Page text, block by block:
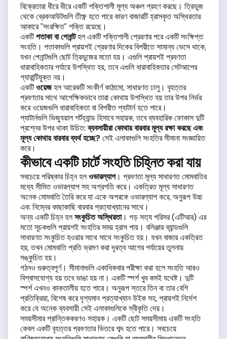
বিক্রেতারা ধীরে ধীরে একটি শক্তিশালী মূল্য অঞ্চল গ্রহণ করছে। ত্রিভুজ
থেকে ব্রেকআউটগুলি তীক্ষ্ণ হতে পারে কারণ বাজারটি হ্রাসকৃত অস্থিরতার
আকারে "সংরক্ষিত" শক্তি রয়েছে।
একটিপতাকা বা পেনান্টহল একটি শক্তিশালী প্রেরণার পরে একটি সংক্ষিপ্ত
সংহতি। পতাকাগুলি প্রায়শই প্রেরণার দিকের বিপরীতে সামান্য ভেসে থাকে,
যখন পেনান্টগুলি ছোট ত্রিভুজের মতো হয়। এগুলি প্রায়শই প্রবণতা
ধারাবাহিকতার পর্যায়ে উপস্থিত হয়, তবে এগুলি ধারাবাহিকতার সেটআপের
গ্যারান্টিযুক্ত নয়।
একটিওয়েজহল আরেকটি সংকীর্ণ কাঠামো, সাধারণত ঢালু। বৃহত্তর
প্রবণতার সাথে আপেক্ষিকভাবে তারা কোথায় উপস্থিত হয় তার উপর নির্ভর
করে ওয়েজগুলি ধারাবাহিকতা বা বিপরীত প্যাটার্ন হতে পারে।
প্যাটার্নগুলি ভিজ্যুয়াল শর্টহ্যান্ড হিসাবে সহায়ক, তবে ব্যবহারিক ফোকাস দুটি
প্রশ্নের উপর থাকা উচিত:ব্যবসায়ীরা কোথায় বারবার মূল্য রক্ষা করছে এবং
মূল্য কোথায় বারবার ব্যর্থ হচ্ছে? সেই এলাকাগুলি সংহতির সীমানা সংজ্ঞায়িত
করে।
কীভাবে একটি চার্টে সংহতি চিহ্নিত করা যায়
সবচেয়ে পরিষ্কার চিহ্ন হলওভারল্যাপ। প্রবণতা মূল্য সাধারণত মোমবাতির
মধ্যে সীমিত ওভারল্যাপ সহ অগ্রগতি করে। একত্রিত মূল্য সাধারণত
অনেক মোমবাতি তৈরি করে যা একে অপরকে ওভারল্যাপ করে, অনুরূপ উচ্চ
এবং নিম্নের কাছাকাছি বারবার প্রত্যাখ্যানের সাথে।
অন্য একটি চিহ্ন হলসংকুচিত অস্থিরতা। গড় সত্য পরিসর (এটিআর) এর
মতো সূচকগুলি প্রায়শই সংহতির সময় হ্রাস পায়। বলিঞ্জার ব্যান্ডগুলি
সাধারণত সংকুচিত হওয়ার সাথে সাথে সংকুচিত হয়। যখন বাজার একত্রিত
হয়, তখন মোমবাতি প্রতি ভ্রমণ করা দূরত্ব আগের পর্যায়ের তুলনায়
সঙ্কুচিত হয়।
গঠনও গুরুত্বপূর্ণ। সীমানাগুলি একাধিকবার পরীক্ষা করা হলে সংহতি আরও
বিশ্বাসযোগ্য হয় তবে ভাঙা হয় না। একটি স্পর্শ খুব কমই যথেষ্ট। দুটি
স্পর্শ এখনও কাকতালীয় হতে পারে। অনুরূপ স্তরে তিন বা তার বেশি
প্রতিক্রিয়া, বিশেষ করে দৃশ্যমান প্রত্যাখ্যান উইক সহ, প্রায়শই নির্দেশ
করে যে অনেক ব্যবসায়ী সেই এলাকাগুলিকে স্বীকৃতি দেয়।
সময়সীমার প্রান্তিককরণও সহায়ক। একটি ছোট সময়সীমায় একটি সংহতি
কেবল একটি বৃহত্তর প্রবণতার ভিতরে শব্দ হতে পারে। সবচেয়ে